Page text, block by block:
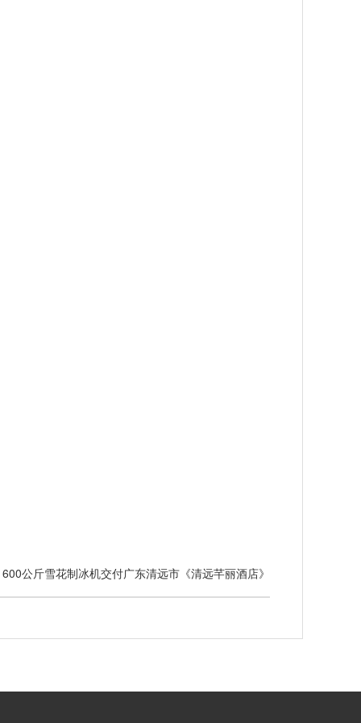
公斤雪花制冰机交付广东清远市《清远芊丽酒店》